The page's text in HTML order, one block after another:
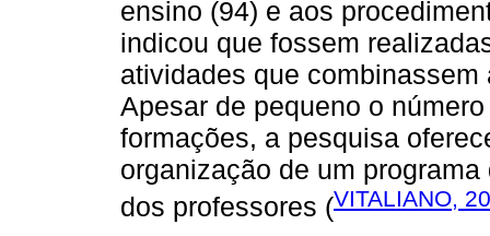
ensino (94) e aos
indicou que fossem
atividades que
Apesar de pequeno o
formações, a pesquisa
organização de um
dos professores (VITALIANO,